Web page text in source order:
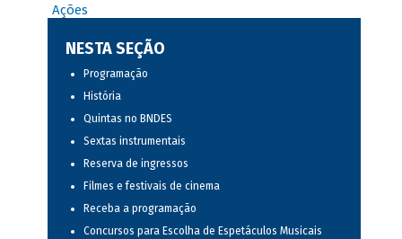
Ações
NESTA SEÇÃO
Programação
História
Quintas no BNDES
Sextas instrumentais
Reserva de ingressos
Filmes e festivais de cinema
Receba a programação
Concursos para Escolha de Espetáculos Musicais